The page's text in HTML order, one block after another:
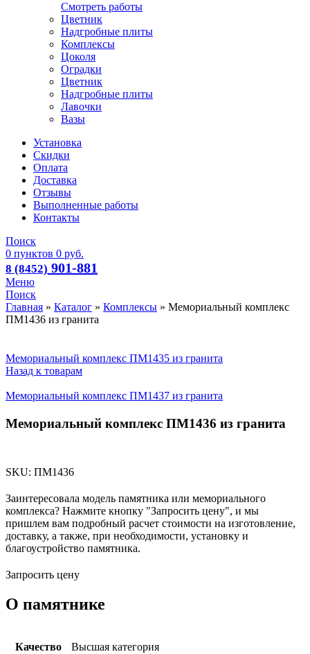
Смотреть работы
Цветник
Надгробные плиты
Комплексы
Цоколя
Оградки
Цветник
Надгробные плиты
Лавочки
Вазы
Установка
Скидки
Оплата
Доставка
Отзывы
Выполненные работы
Контакты
Поиск
0 пунктов 0 руб.
8 (8452) 901-881
Меню
Поиск
Главная » Каталог » Комплексы » Мемориальный комплекс
ПМ1436 из гранита
Мемориальный комплекс ПМ1435 из гранита
Назад к товарам
Мемориальный комплекс ПМ1437 из гранита
Мемориальный комплекс ПМ1436 из гранита
SKU: ПМ1436
Заинтересовала модель памятника или мемориального
комплекса? Нажмите кнопку "Запросить цену", и мы
пришлем вам подробный расчет стоимости на изготовление,
доставку, а также, при необходимости, установку и
благоустройство памятника.
Запросить цену
О памятнике
Качество Высшая категория